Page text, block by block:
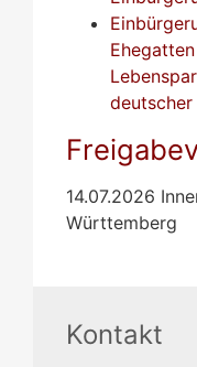
14.07.2026
Württemberg
Kontakt